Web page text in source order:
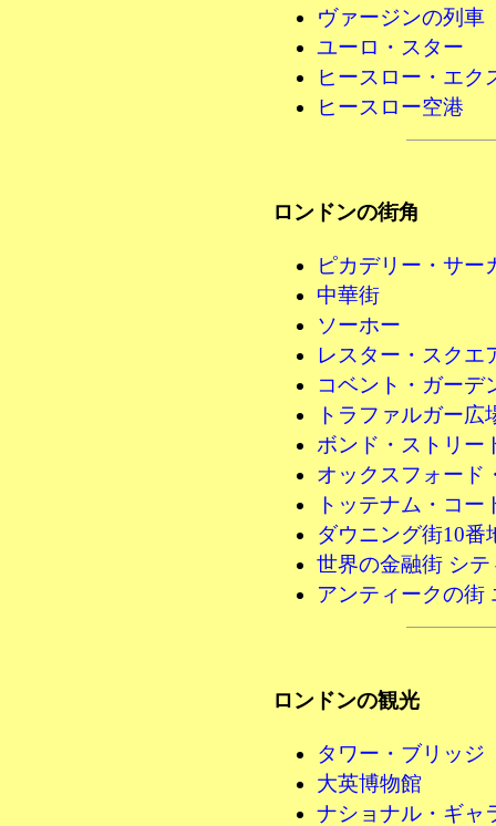
ヴァージンの列車
ユーロ・スター
ヒースロー・エク
ヒースロー空港
ロンドンの街角
ピカデリー・サー
中華街
ソーホー
レスター・スクエ
コベント・ガーデ
トラファルガー広
ボンド・ストリー
オックスフォード
トッテナム・コー
ダウニング街10番
世界の金融街 シテ
アンティークの街
ロンドンの観光
タワー・ブリッジ
大英博物館
ナショナル・ギャ